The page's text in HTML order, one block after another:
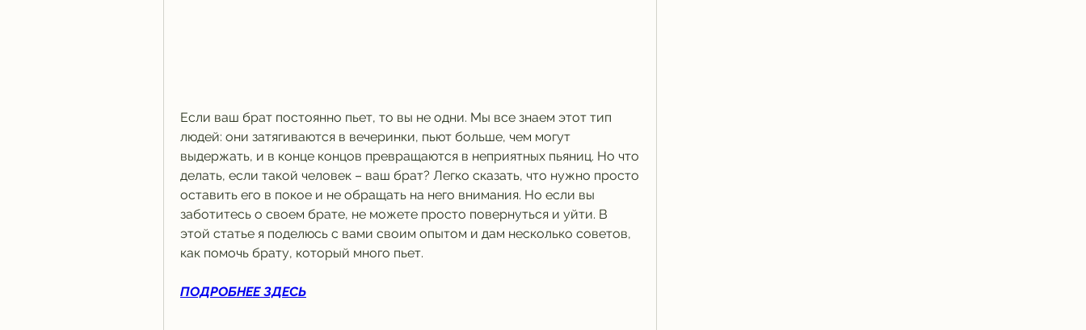
Если ваш брат постоянно пьет, то вы не одни. Мы все знаем этот тип
людей: они затягиваются в вечеринки, пьют больше, чем могут
выдержать, и в конце концов превращаются в неприятных пьяниц. Но что
делать, если такой человек – ваш брат? Легко сказать, что нужно просто
оставить его в покое и не обращать на него внимания. Но если вы
заботитесь о своем брате, не можете просто повернуться и уйти. В
этой статье я поделюсь с вами своим опытом и дам несколько советов,
как помочь брату, который много пьет.
ПОДРОБНЕЕ ЗДЕСЬ